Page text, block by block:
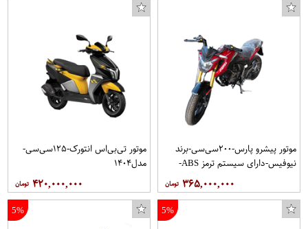
موتور پیشرو پارس-۲۰۰سی‌سی-برند
نیوفیس-دارای سیستم ترمز ABS-
۳۶۵,۰۰۰,۰۰۰
موتور تی‌بی‌اس انتورک-۱۲۵سی‌سی-
مدل۱۴۰۴
۴۲۰,۰۰۰,۰۰۰
5%
5%